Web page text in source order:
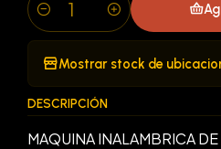
Cantidad
Mostrar stock de
DESCRIPCIÓN
MAQUINA INALAMBRICA